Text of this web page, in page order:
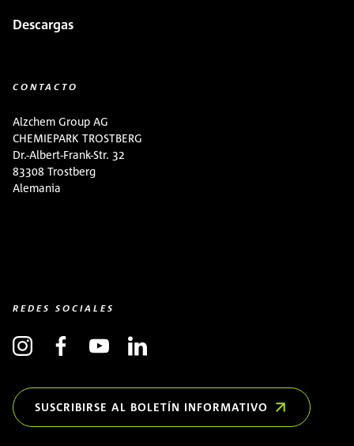
Descargas
CONTACTO
Alzchem Group AG
CHEMIEPARK TROSTBERG
Dr.-Albert-Frank-Str. 32
83308 Trostberg
Alemania
REDES SOCIALES
SUSCRIBIRSE AL BOLETÍN INFORMATIVO
(OPENS IN NEW WINDOW)